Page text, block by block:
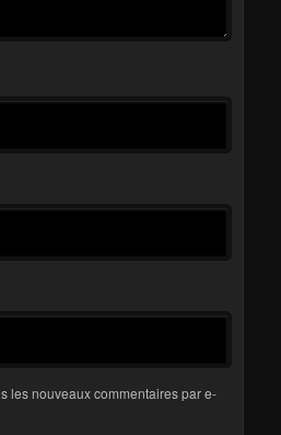
les nouveaux commentaires par e-